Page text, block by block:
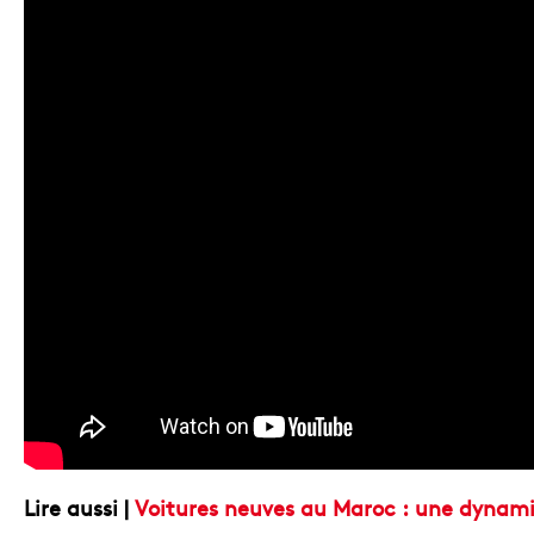
Lire aussi | Voitures neuves au Maroc : une